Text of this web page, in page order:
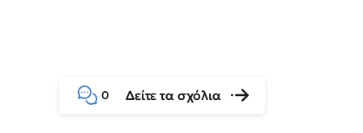
0 Δείτε τα σχόλια